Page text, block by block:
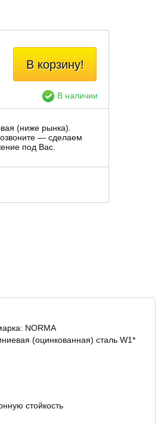
В корзину!
В наличии
(ниже рынка).
— сделаем
под Вас.
NORMA
(оцинкованная) сталь W1*
стойкость